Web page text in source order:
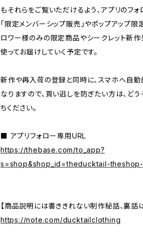
もそれらをご覧いただけるよう、アプリのフ
「限定メンバーシップ販売」やポップアップ限
ロワー様のみの限定商品やシークレット新
使ってお届けしていく予定です。
新作や再入荷の登録と同時に、スマホへ自動
なりますので、買い逃しを防ぎたい方は、ど
ちください。
■ アプリフォロー専用URL
https://thebase.com/to_app?
s=shop&shop_id=theducktail-
【商品説明には書ききれない制作秘話、裏話
https://note.com/ducktailclothing